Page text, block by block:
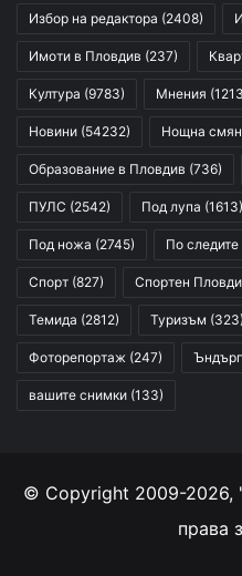
Избор на редактора (2408)
Имоти в Пловдив (237)
Култура (9783) Мнения
Новини (54232) Нощна
Образование в Пловдив (736)
ПУЛС (2542) Под лупа (1613)
Под ножа (2745) По следите
Спорт (827) Спортен
Темида (2812) Туризъм (323)
Фоторепортаж (247)
вашите снимки (133)
© Copyright 2009-2026,
права